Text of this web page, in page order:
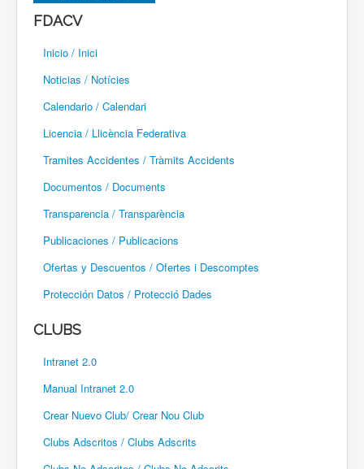
Paracaidismo / Paracaigudisme
Parapente / Parapent
Ultraligeros / Ultralleugers
Vuelo Con Motor / Vol Amb Motor
FDACV
Inicio / Inici
Noticias / Notícies
Calendario / Calendari
Licencia / Llicència Federativa
Tramites Accidentes / Tràmits Accidents
Documentos / Documents
Transparencia / Transparència
Publicaciones / Publicacions
Ofertas y Descuentos / Ofertes i Descomptes
Protección Datos / Protecció Dades
CLUBS
Intranet 2.0
Manual Intranet 2.0
Crear Nuevo Club/ Crear Nou Club
Clubs Adscritos / Clubs Adscrits